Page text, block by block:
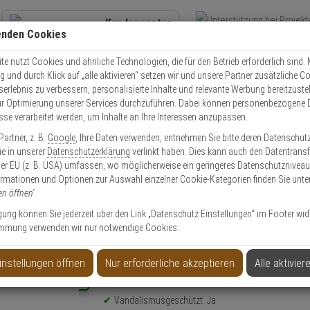
Kundencenter
Kontaktservice nutzen
Mo. - Do.: 8:00 - 16:30 Fr. 8:00 - 14:00 Uhr
E Eckhalterung, Innen und Außen
und Außen
NEU Produktinformationen
Vandalismusgeschützt: Ja
Cookies
nutzt Cookies und ähnliche Technologien, die für den Betrieb erforderlich sind.
und durch Klick auf „alle aktivieren“ setzen wir und unsere Partner zusätzliche
zu verbessern, personalisierte Inhalte und relevante Werbung
Optimierung unserer Services durchzuführen. Dabei können personenbezogene
verarbeitet werden, um Inhalte an Ihre Interessen anzupassen.
z. B. Google , Ihre Daten verwenden, entnehmen Sie bitte deren
in unserer Datenschutzerklärung verlinkt haben. Dies kann auch den
EU (z. B. USA) umfassen, wo möglicherweise ein geringeres Datenschutzniveau
und Optionen zur Auswahl einzelner Cookie-Kategorien finden Sie
öffnen'.
können Sie jederzeit über den Link „Datenschutz Einstellungen“ im Footer
verwenden wir nur notwendige Cookies.
öffnen Nur erforderliche akzeptieren Alle